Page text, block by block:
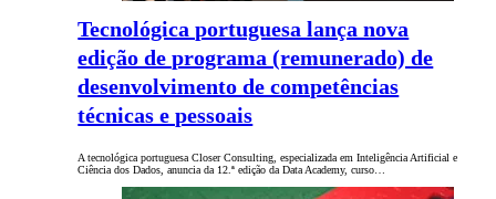
Tecnológica portuguesa lança nova
edição de programa (remunerado) de
desenvolvimento de competências
técnicas e pessoais
A tecnológica portuguesa Closer Consulting, especializada em Inteligência Artificial e
Ciência dos Dados, anuncia da 12.ª edição da Data Academy, curso…